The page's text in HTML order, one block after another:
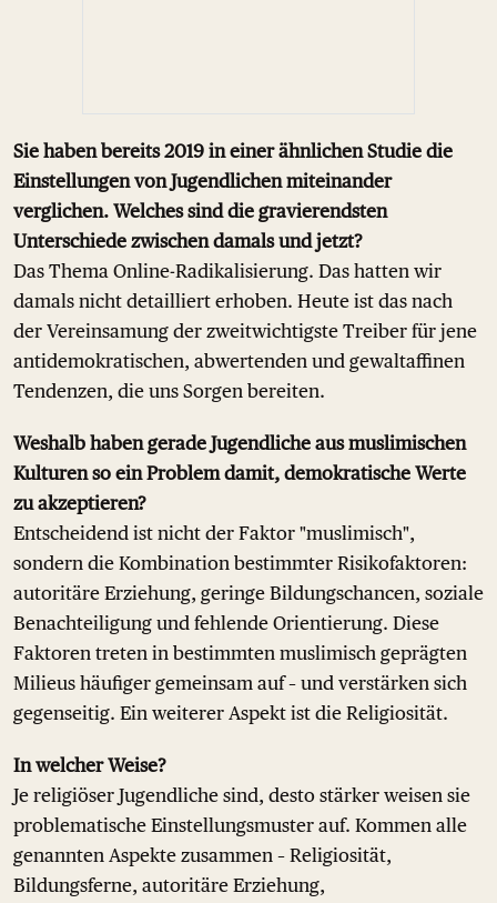
Sie haben bereits 2019 in einer ähnlichen Studie die
Einstellungen von Jugendlichen miteinander
verglichen. Welches sind die gravierendsten
Unterschiede zwischen damals und jetzt?
Das Thema Online-Radikalisierung. Das hatten wir
damals nicht detailliert erhoben. Heute ist das nach
der Vereinsamung der zweitwichtigste Treiber für jene
antidemokratischen, abwertenden und gewaltaffinen
Tendenzen, die uns Sorgen bereiten.
Weshalb haben gerade Jugendliche aus muslimischen
Kulturen so ein Problem damit, demokratische Werte
zu akzeptieren?
Entscheidend ist nicht der Faktor "muslimisch",
sondern die Kombination bestimmter Risikofaktoren:
autoritäre Erziehung, geringe Bildungschancen, soziale
Benachteiligung und fehlende Orientierung. Diese
Faktoren treten in bestimmten muslimisch geprägten
Milieus häufiger gemeinsam auf – und verstärken sich
gegenseitig. Ein weiterer Aspekt ist die Religiosität.
In welcher Weise?
Je religiöser Jugendliche sind, desto stärker weisen sie
problematische Einstellungsmuster auf. Kommen alle
genannten Aspekte zusammen – Religiosität,
Bildungsferne, autoritäre Erziehung,